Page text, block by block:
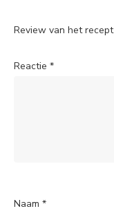
Review van het recept
Reactie *
Naam *